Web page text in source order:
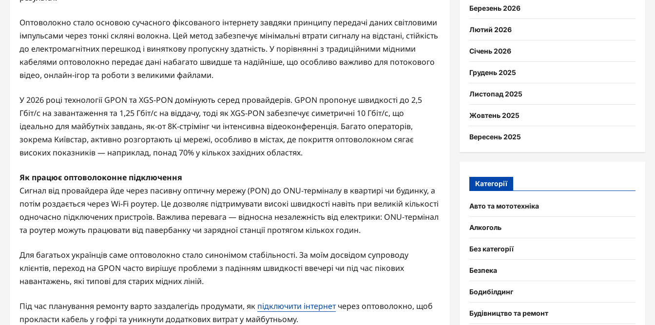
Оптоволокно стало основою сучасного фіксованого інтернету завдяки принципу передачі даних світловими
імпульсами через тонкі скляні волокна. Цей метод забезпечує мінімальні втрати сигналу на відстані, стійкість
до електромагнітних перешкод і виняткову пропускну здатність. У порівнянні з традиційними мідними
кабелями оптоволокно передає дані набагато швидше та надійніше, що особливо важливо для потокового
відео, онлайн-ігор та роботи з великими файлами.
У 2026 році технології GPON та XGS-PON домінують серед провайдерів. GPON пропонує швидкості до 2,5
Гбіт/с на завантаження та 1,25 Гбіт/с на віддачу, тоді як XGS-PON забезпечує симетричні 10 Гбіт/с, що
ідеально для майбутніх завдань, як-от 8K-стрімінг чи інтенсивна відеоконференція. Багато операторів,
зокрема Київстар, активно розгортають ці мережі, особливо в містах, де покриття оптоволокном сягає
високих показників — наприклад, понад 70% у кількох західних областях.
Як працює оптоволоконне підключення
Сигнал від провайдера йде через пасивну оптичну мережу (PON) до ONU-терміналу в квартирі чи будинку, а
потім роздається через Wi-Fi роутер. Це дозволяє підтримувати високі швидкості навіть при великій кількості
одночасно підключених пристроїв. Важлива перевага — відносна незалежність від електрики: ONU-термінал
та роутер можуть працювати від павербанку чи зарядної станції протягом кількох годин.
Для багатьох українців саме оптоволокно стало синонімом стабільності. За моїм досвідом супроводу
клієнтів, переход на GPON часто вирішує проблеми з падінням швидкості ввечері чи під час пікових
навантажень, які типові для старих мідних ліній.
Під час планування ремонту варто заздалегідь продумати, як підключити інтернетчерез оптоволокно, щоб
прокласти кабель у гофрі та уникнути додаткових витрат у майбутньому.
Березень 2026
Лютий 2026
Січень 2026
Грудень 2025
Листопад 2025
Жовтень 2025
Вересень 2025
Категорії
Авто та мототехніка
Алкоголь
Без категорії
Безпека
Бодибілдинг
Будівництво та ремонт